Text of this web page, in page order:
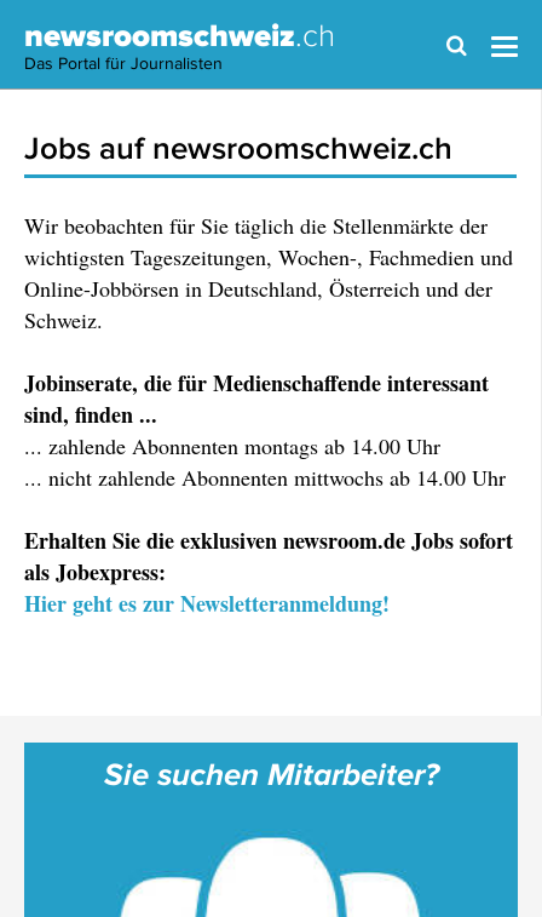
newsroomschweiz.ch
Das Portal für Journalisten
Jobs auf newsroomschweiz.ch
Wir beobachten für Sie täglich die Stellenmärkte der
wichtigsten Tageszeitungen, Wochen-, Fachmedien und
Online-Jobbörsen in Deutschland, Österreich und der
Schweiz.
Jobinserate, die für Medienschaffende interessant
sind, finden ...
... zahlende Abonnenten montags ab 14.00 Uhr
... nicht zahlende Abonnenten mittwochs ab 14.00 Uhr
Erhalten Sie die exklusiven newsroom.de Jobs sofort
als Jobexpress:
Hier geht es zur Newsletteranmeldung!
Sie suchen Mitarbeiter?